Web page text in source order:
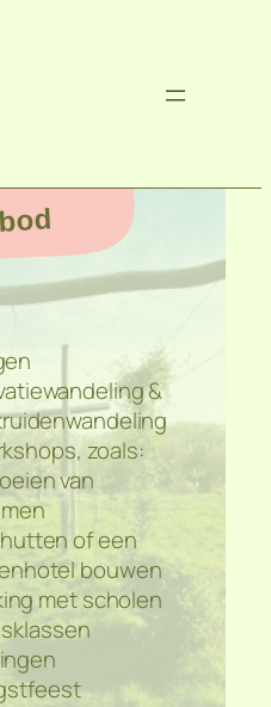
&
zoals:
van
of een
bouwen
met scholen